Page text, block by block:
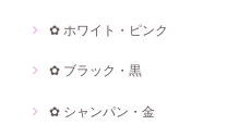
✿ ホワイト・ピンク
✿ ブラック・黒
✿ シャンパン・金